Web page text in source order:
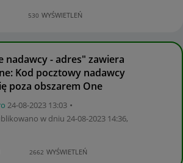
530 WYŚWIETLEŃ
nadawcy - adres" zawiera
Kod pocztowy nadawcy
poza obszarem One
‎24-08-2023 13:03
w dniu ‎24-08-2023 14:36,
2662 WYŚWIETLEŃ